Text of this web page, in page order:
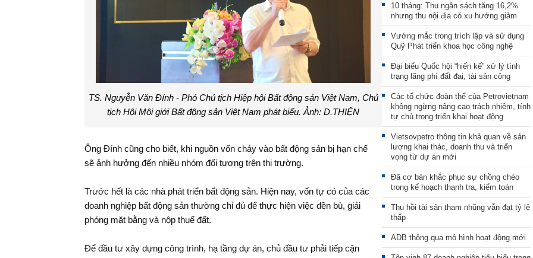
TS. Nguyễn Văn Đính - Phó Chủ tịch Hiệp hội Bất động sản Việt Nam, Chủ
tịch Hội Môi giới Bất động sản Việt Nam phát biểu. Ảnh: D.THIỆN
Ông Đính cũng cho biết, khi nguồn vốn chảy vào bất động sản bị hạn chế
sẽ ảnh hưởng đến nhiều nhóm đối tượng trên thị trường.
Trước hết là các nhà phát triển bất động sản. Hiện nay, vốn tự có của các
doanh nghiệp bất động sản thường chỉ đủ để thực hiện việc đền bù, giải
phóng mặt bằng và nộp thuế đất.
Để đầu tư xây dựng công trình, hạ tầng dự án, chủ đầu tư phải tiếp cận
10 tháng: Thu ngân sách tăng 16,2%
nhưng thu nội địa có xu hướng giảm
Vướng mắc trong trích lập và sử dụng
Quỹ Phát triển khoa học công nghệ
Đại biểu Quốc hội “hiến kế” xử lý tình
trạng lãng phí đất đai, tài sản công
Các tổ chức đoàn thể của Petrovietnam
không ngừng nâng cao trách nhiệm, tính
tự chủ trong triển khai hoạt động
Vietsovpetro thông tin khả quan về sản
lượng khai thác, doanh thu và triển
vọng từ dự án mới
Đã cơ bản khắc phục sự chồng chéo
trong kế hoạch thanh tra, kiểm toán
Thu hồi tài sản tham nhũng vẫn đạt tỷ lệ
thấp
ADB thông qua mô hình hoạt động mới